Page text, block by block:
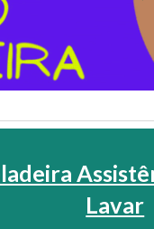
Lavar